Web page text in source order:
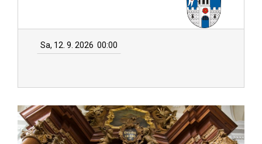
Sa, 12. 9. 2026 00:00